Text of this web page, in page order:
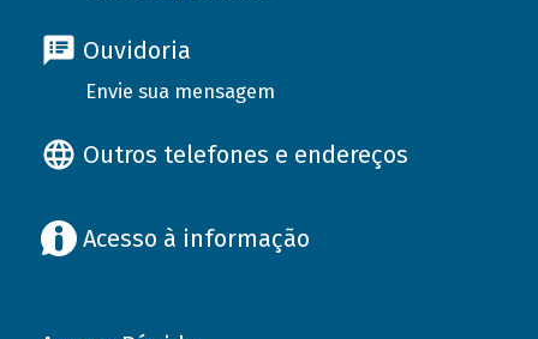
Ouvidoria
Envie sua mensagem
Outros telefones e endereços
Acesso à informação